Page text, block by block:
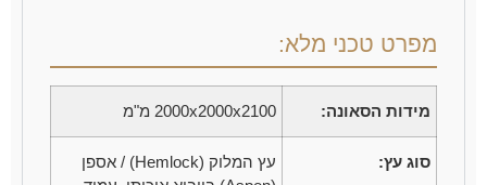
מפרט טכני מלא:
מידות הסאונה: 2000x2000x2100 מ"מ
סוג עץ:
עץ המלוק (Hemlock) / אספן